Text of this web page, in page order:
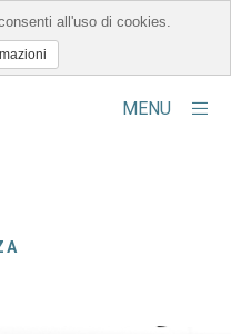
MENU
×
all'uso di cookies.